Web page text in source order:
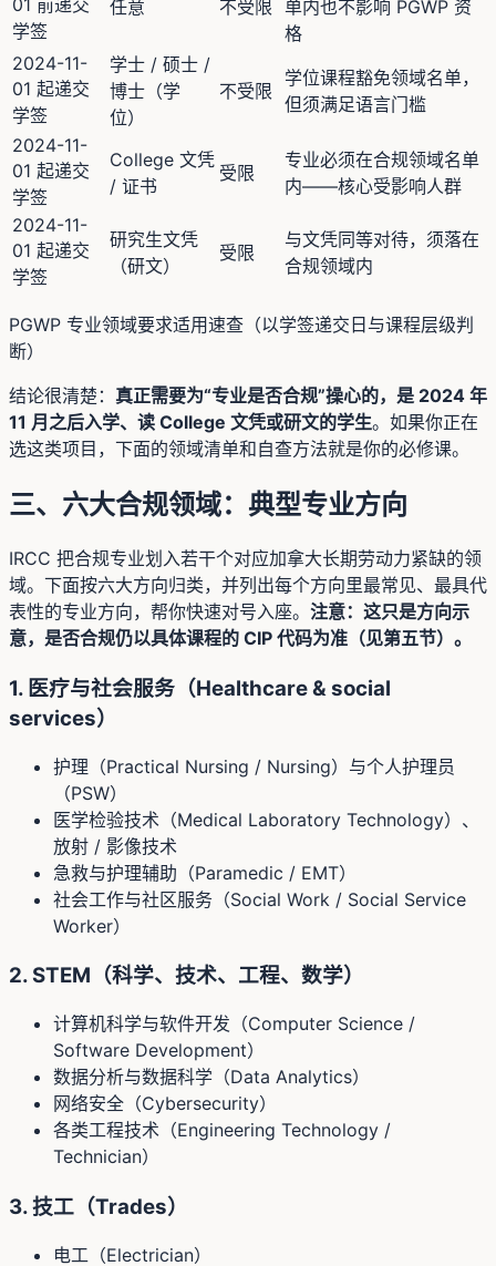
01 前递交
学签
任意 不受限 单内也不影响 PGWP 资
格
2024-11-
01 起递交
学签
学士 / 硕士 /
博士（学
位）
不受限
学位课程豁免领域名单，
但须满足语言门槛
2024-11-
01 起递交
学签
College 文凭
/ 证书
受限
专业必须在合规领域名单
内——核心受影响人群
2024-11-
01 起递交
学签
研究生文凭
（研文）
受限
与文凭同等对待，须落在
合规领域内
PGWP 专业领域要求适用速查（以学签递交日与课程层级判
断）
结论很清楚： 真正需要为“专业是否合规”操心的，是 2024 年
11 月之后入学、读 College 文凭或研文的学生。如果你正在
选这类项目，下面的领域清单和自查方法就是你的必修课。
三、六大合规领域：典型专业方向
IRCC 把合规专业划入若干个对应加拿大长期劳动力紧缺的领
域。下面按六大方向归类，并列出每个方向里最常见、最具代
表性的专业方向，帮你快速对号入座。 注意：这只是方向示
意，是否合规仍以具体课程的 CIP 代码为准（见第五节）。
1. 医疗与社会服务（Healthcare & social
services）
护理（Practical Nursing / Nursing）与个人护理员
（PSW）
医学检验技术（Medical Laboratory Technology）、
放射 / 影像技术
急救与护理辅助（Paramedic / EMT）
社会工作与社区服务（Social Work / Social Service
Worker）
2. STEM（科学、技术、工程、数学）
计算机科学与软件开发（Computer Science /
Software Development）
数据分析与数据科学（Data Analytics）
网络安全（Cybersecurity）
各类工程技术（Engineering Technology /
Technician）
3. 技工（Trades）
电工（Electrician）